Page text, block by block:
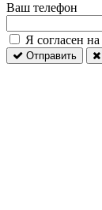
Ваш телефон
Я согласен на
Отправить